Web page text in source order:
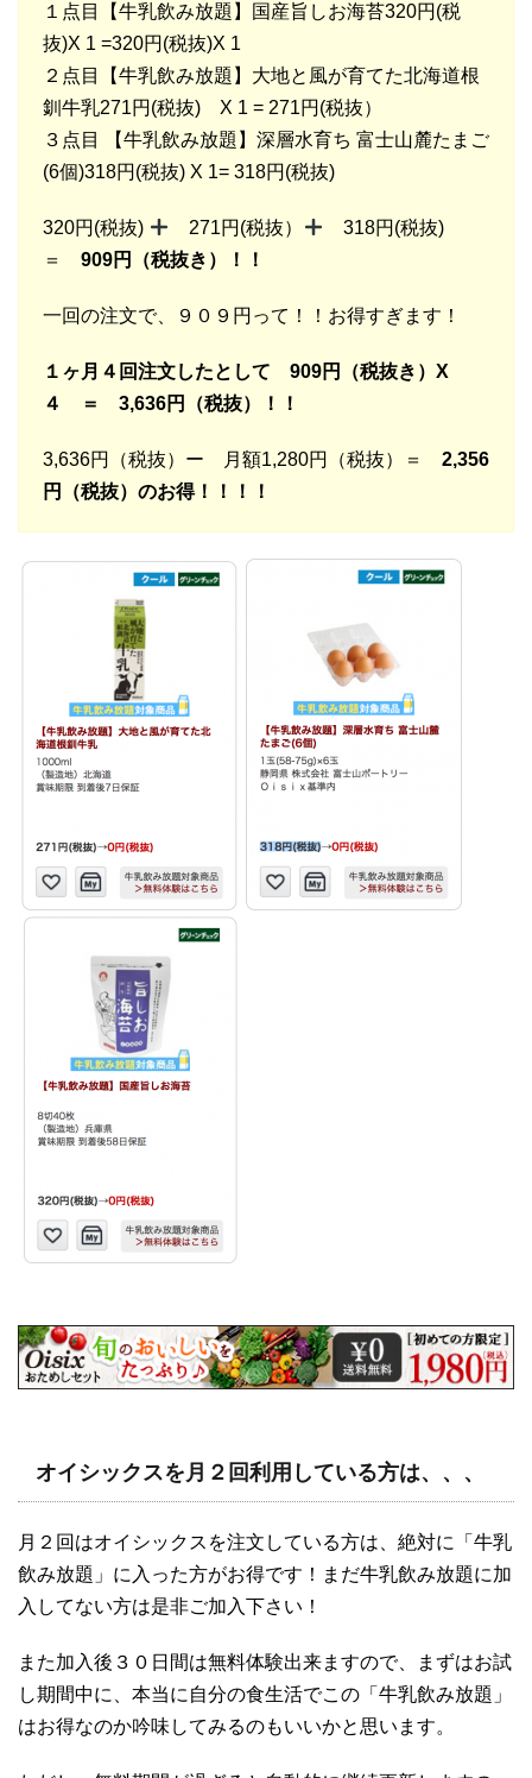
１点目【牛乳飲み放題】国産旨しお海苔320円(税
抜)X 1 =320円(税抜)X 1
２点目【牛乳飲み放題】大地と風が育てた北海道根
釧牛乳271円(税抜) X 1 = 271円(税抜）
３点目 【牛乳飲み放題】深層水育ち 富士山麓たまご
(6個)318円(税抜) X 1= 318円(税抜)
320円(税抜) 271円(税抜）
318円(税抜)
＝ 909円（税抜き）！！
一回の注文で、９０９円って！！お得すぎます！
１ヶ月４回注文したとして 909円（税抜き）X
４ ＝ 3,636円（税抜）！！
3,636円（税抜）ー 月額1,280円（税抜）＝ 2,356
円（税抜）のお得！！！！
オイシックスを月２回利用している方は、、、
月２回はオイシックスを注文している方は、絶対に「牛乳
飲み放題」に入った方がお得です！まだ牛乳飲み放題に加
入してない方は是非ご加入下さい！
また加入後３０日間は無料体験出来ますので、まずはお試
し期間中に、本当に自分の食生活でこの「牛乳飲み放題」
はお得なのか吟味してみるのもいいかと思います。